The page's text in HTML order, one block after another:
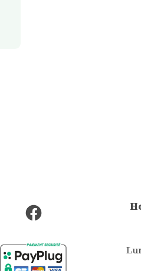
Facebook